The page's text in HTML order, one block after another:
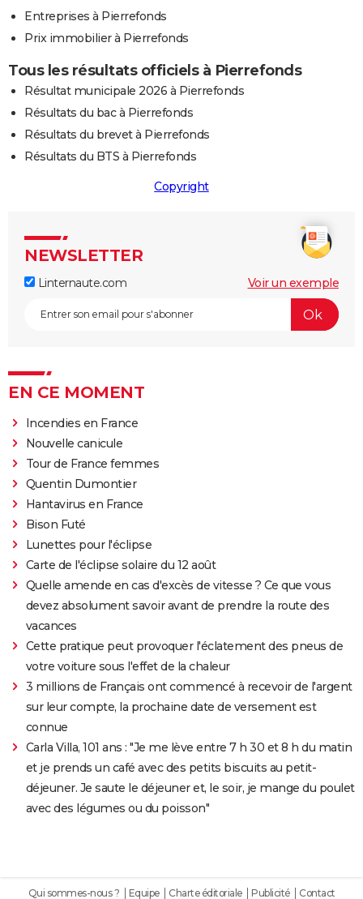
Entreprises à Pierrefonds
Prix immobilier à Pierrefonds
Tous les résultats officiels à Pierrefonds
Résultat municipale 2026 à Pierrefonds
Résultats du bac à Pierrefonds
Résultats du brevet à Pierrefonds
Résultats du BTS à Pierrefonds
Copyright
NEWSLETTER
Linternaute.com Voir un exemple
EN CE MOMENT
Incendies en France
Nouvelle canicule
Tour de France femmes
Quentin Dumontier
Hantavirus en France
Bison Futé
Lunettes pour l'éclipse
Carte de l'éclipse solaire du 12 août
Quelle amende en cas d'excès de vitesse ? Ce que vous
devez absolument savoir avant de prendre la route des
vacances
Cette pratique peut provoquer l'éclatement des pneus de
votre voiture sous l'effet de la chaleur
3 millions de Français ont commencé à recevoir de l'argent
sur leur compte, la prochaine date de versement est
connue
Carla Villa, 101 ans : "Je me lève entre 7 h 30 et 8 h du matin
et je prends un café avec des petits biscuits au petit-
déjeuner. Je saute le déjeuner et, le soir, je mange du poulet
avec des légumes ou du poisson"
Qui sommes-nous ? Equipe Charte éditoriale Publicité Contact